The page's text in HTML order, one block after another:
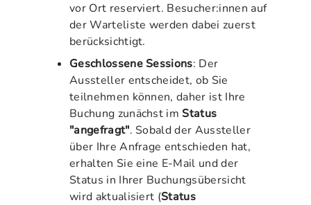
vor Ort reserviert. Besucher:innen auf
der Warteliste werden dabei zuerst
berücksichtigt.
Geschlossene Sessions: Der
Aussteller entscheidet, ob Sie
teilnehmen können, daher ist Ihre
Buchung zunächst im Status
"angefragt". Sobald der Aussteller
über Ihre Anfrage entschieden hat,
erhalten Sie eine E-Mail und der
Status in Ihrer Buchungsübersicht
wird aktualisiert (Status